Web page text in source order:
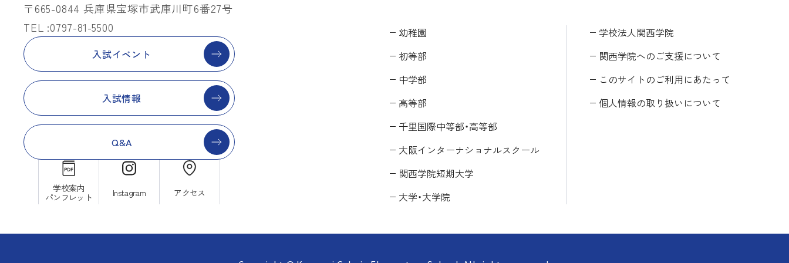
〒665-0844 兵庫県宝塚市武庫川町6番27号
TEL :0797-81-5500
入試イベント
入試情報
Q&A
学校案内
パンフレット
Instagram アクセス
幼稚園
初等部
中学部
高等部
千里国際中等部・高等部
大阪インターナショナルスクール
関西学院短期大学
大学・大学院
学校法人関西学院
関西学院へのご支援について
このサイトのご利用にあたって
個人情報の取り扱いについて